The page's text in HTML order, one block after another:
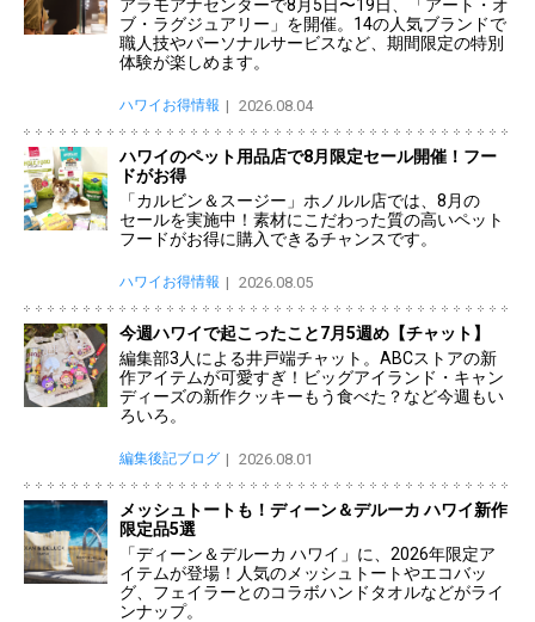
アラモアナセンターで8月5日〜19日、「アート・オ
ブ・ラグジュアリー」を開催。14の人気ブランドで
職人技やパーソナルサービスなど、期間限定の特別
体験が楽しめます。
ハワイお得情報 2026.08.04
ハワイのペット用品店で8月限定セール開催！フー
ドがお得
「カルビン＆スージー」ホノルル店では、8月の
セールを実施中！素材にこだわった質の高いペット
フードがお得に購入できるチャンスです。
ハワイお得情報 2026.08.05
今週ハワイで起こったこと7月5週め【チャット】
編集部3人による井戸端チャット。ABCストアの新
作アイテムが可愛すぎ！ビッグアイランド・キャン
ディーズの新作クッキーもう食べた？など今週もい
ろいろ。
編集後記ブログ 2026.08.01
メッシュトートも！ディーン＆デルーカ ハワイ新作
限定品5選
「ディーン＆デルーカ ハワイ」に、2026年限定ア
イテムが登場！人気のメッシュトートやエコバッ
グ、フェイラーとのコラボハンドタオルなどがライ
ンナップ。